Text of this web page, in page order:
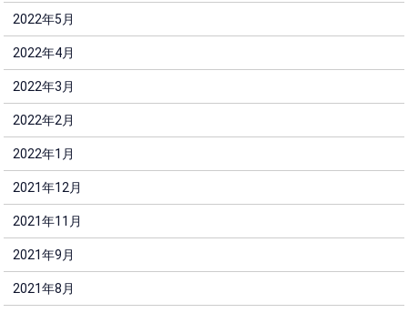
2022年5月
2022年4月
2022年3月
2022年2月
2022年1月
2021年12月
2021年11月
2021年9月
2021年8月